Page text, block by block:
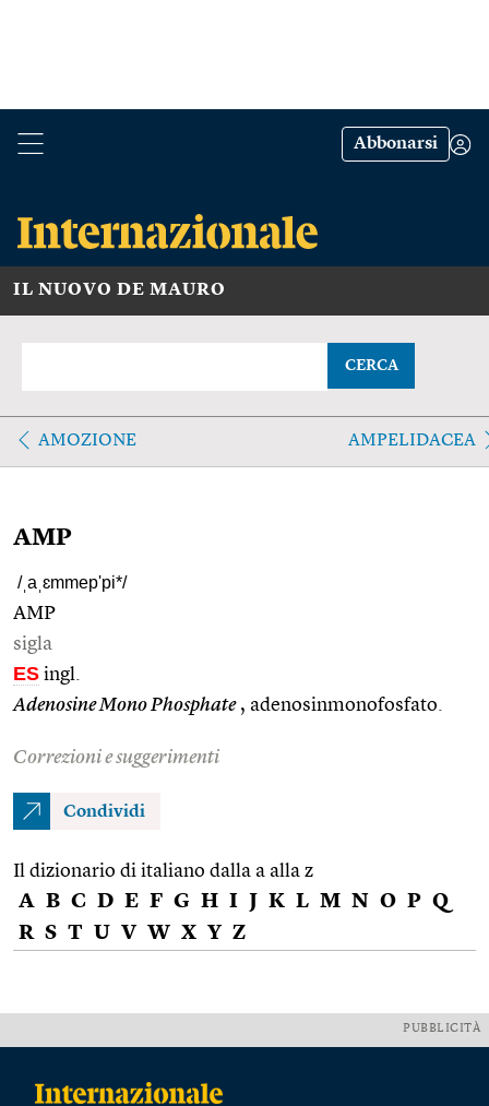
Abbonarsi
IL NUOVO DE MAURO
CERCA
AMOZIONE AMPELIDACEA
AMP
/ˌaˌɛmmep'pi*/
AMP
sigla
ES ingl.
Adenosine Mono Phosphate, adenosinmonofosfato.
Correzioni e suggerimenti
Condividi
Il dizionario di italiano dalla a alla z
A B C D E F G H I J K L M N O P Q
R S T U V W X Y Z
PUBBLICITÀ